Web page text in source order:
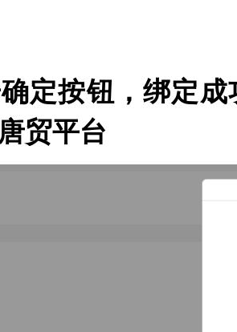
定按钮，绑定
贸平台